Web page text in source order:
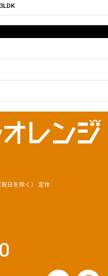
祝日を除く） 定休